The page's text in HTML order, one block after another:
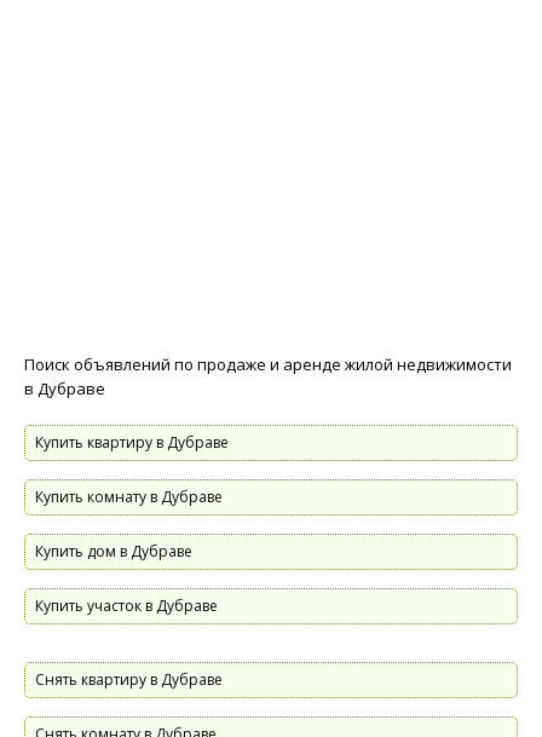
Поиск объявлений по продаже и аренде жилой недвижимости
в Дубраве
Купить квартиру в Дубраве
Купить комнату в Дубраве
Купить дом в Дубраве
Купить участок в Дубраве
Снять квартиру в Дубраве